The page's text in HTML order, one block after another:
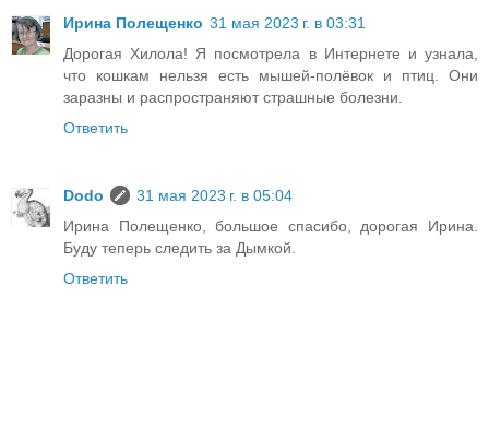
Ирина Полещенко 31 мая 2023 г. в 03:31
Дорогая Хилола! Я посмотрела в Интернете и узнала,
что кошкам нельзя есть мышей-полёвок и птиц. Они
заразны и распространяют страшные болезни.
Ответить
Dodo
31 мая 2023 г. в 05:04
Ирина Полещенко, большое спасибо, дорогая Ирина.
Буду теперь следить за Дымкой.
Ответить